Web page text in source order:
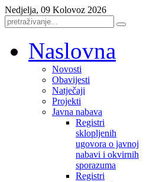
Nedjelja, 09 Kolovoz 2026
Naslovna
Novosti
Obavijesti
Natječaji
Projekti
Javna nabava
Registri
sklopljenih
ugovora o javnoj
nabavi i okvirnih
sporazuma
Registri